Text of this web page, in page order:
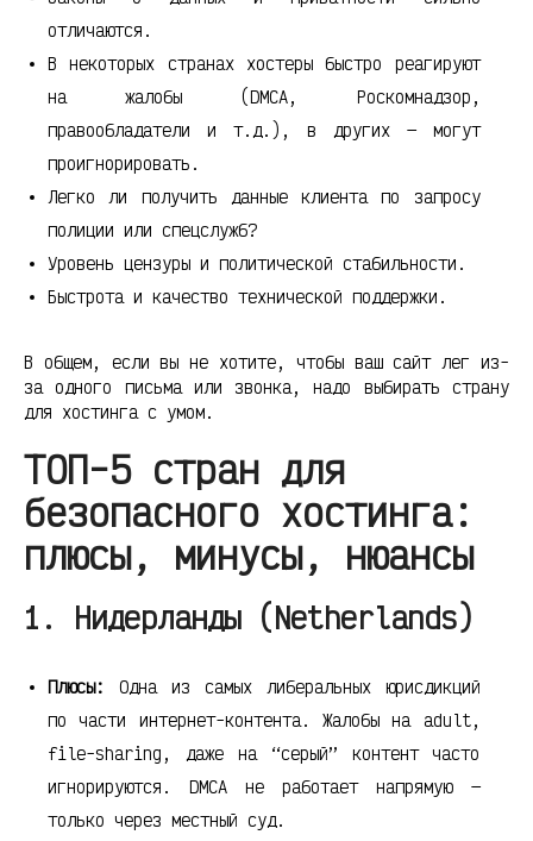
отличаются.
В некоторых странах хостеры быстро реагируют
на жалобы (DMCA, Роскомнадзор,
правообладатели и т.д.), в других — могут
проигнорировать.
Легко ли получить данные клиента по запросу
полиции или спецслужб?
Уровень цензуры и политической стабильности.
Быстрота и качество технической поддержки.
В общем, если вы не хотите, чтобы ваш сайт лег из-
за одного письма или звонка, надо выбирать страну
для хостинга с умом.
ТОП-5 стран для
безопасного хостинга:
плюсы, минусы, нюансы
1. Нидерланды (Netherlands)
Плюсы:
Одна из самых либеральных юрисдикций
по части интернет-контента. Жалобы на adult,
file-sharing, даже на “серый” контент часто
игнорируются. DMCA не работает напрямую —
только через местный суд.